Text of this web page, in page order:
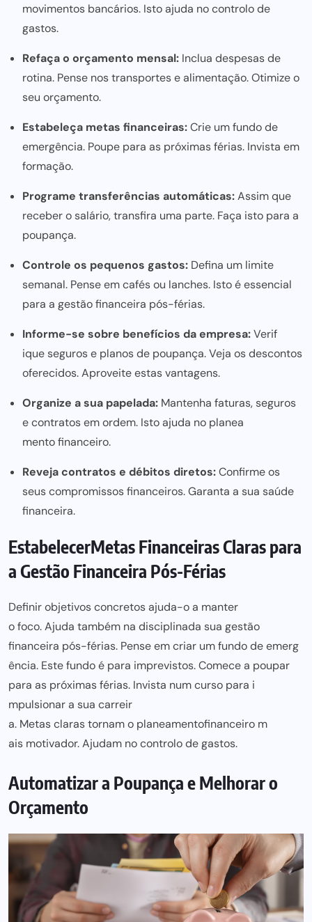
movimentos bancários. Isto ajuda no controlo de
gastos.
Refaça o orçamento mensal: Inclua despesas de
rotina. Pense nos transportes e alimentação. Otimize o
seu orçamento.
Estabeleça metas financeiras:Crie um fundo de
emergência. Poupe para as próximas férias. Invista em
formação.
Programe transferências automáticas:Assim que
receber o salário, transfira uma parte. Faça isto para a
poupança.
Controle os pequenos gastos: Defina um limite
semanal. Pense em cafés ou lanches. Isto é essencial
para a gestão financeira pós-férias.
Informe-se sobre benefícios da empresa:Verif
ique seguros e planos de poupança. Veja os descontos
oferecidos. Aproveite estas vantagens.
Organize a sua papelada: Mantenha faturas, seguros
e contratos em ordem. Isto ajuda no planea
mento financeiro.
Reveja contratos e débitos diretos:Confirme os
seus compromissos financeiros. Garanta a sua saúde
financeira.
EstabelecerMetas Financeiras Claras para
a Gestão Financeira Pós-Férias
Definir objetivos concretos ajuda-o a manter
o foco. Ajuda também na disciplinada sua gestão
financeira pós-férias. Pense em criar um fundo de emerg
ência. Estefundo é para imprevistos. Comece a poupar
para as próximas férias. Invista num curso para i
mpulsionar a sua carreir
a. Metas claras tornam o planeamentofinanceiro m
ais motivador. Ajudam no controlo de gastos.
Automatizar a Poupança e Melhorar o
Orçamento